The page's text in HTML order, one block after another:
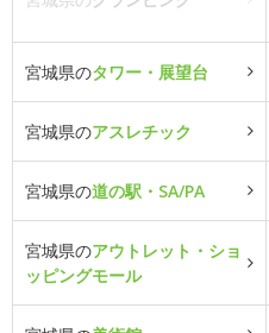
宮城県のタワー・展望台
宮城県のアスレチック
宮城県の道の駅・SA/PA
宮城県のアウトレット・ショ
ッピングモール